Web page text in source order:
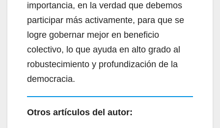
importancia, en la verdad que debemos
participar más activamente, para que se
logre gobernar mejor en beneficio
colectivo, lo que ayuda en alto grado al
robustecimiento y profundización de la
democracia.
Otros artículos del autor: